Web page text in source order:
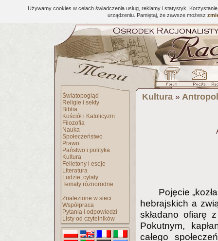
Używamy cookies w celach świadczenia usług, reklamy i statystyk.
urządzeniu. Pamiętaj, że zawsze możesz
Światopogląd
Religie i sekty
Biblia
Kościół i Katolicyzm
Filozofia
Nauka
Społeczeństwo
Prawo
Państwo i polityka
Kultura
Felietony i eseje
Literatura
Ludzie, cytaty
Tematy różnorodne
Znalezione w sieci
Współpraca
Pytania i odpowiedzi
Listy od czytelników
Kultura »
Pojęcie
hebrajskich a
składano ofiarę
Pokutnym,
całego